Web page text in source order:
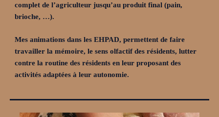
complet de l’agriculteur jusqu’au produit final (pain,
brioche, …).
Mes animations dans les EHPAD, permettent de faire
travailler la mémoire, le sens olfactif des résidents, lutter
contre la routine des résidents en leur proposant des
activités adaptées à leur autonomie.